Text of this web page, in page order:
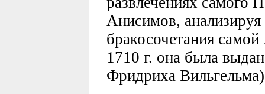
Анисимов,
бракосочетания
1710 г. она была
Фридриха